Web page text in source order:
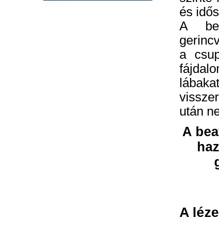
és
A
a
után
A
A